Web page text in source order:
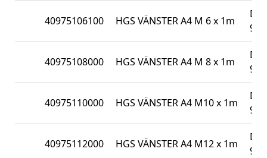
40975106100 HGS VÄNSTER A4 M 6 x 1m
DIN
975
40975108000 HGS VÄNSTER A4 M 8 x 1m
DIN
975
40975110000 HGS VÄNSTER A4 M10 x 1m
DIN
975
40975112000 HGS VÄNSTER A4 M12 x 1m
DIN
975